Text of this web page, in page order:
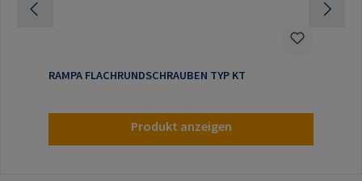
RAMPA FLACHRUNDSCHRAUBEN TYP KT
Produkt anzeigen